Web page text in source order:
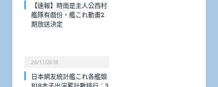
【速報】時雨是主人公西村
艦隊有戲份，艦これ動畫2
期放送決定
26/11/2018
日本網友統計艦これ各艦娘